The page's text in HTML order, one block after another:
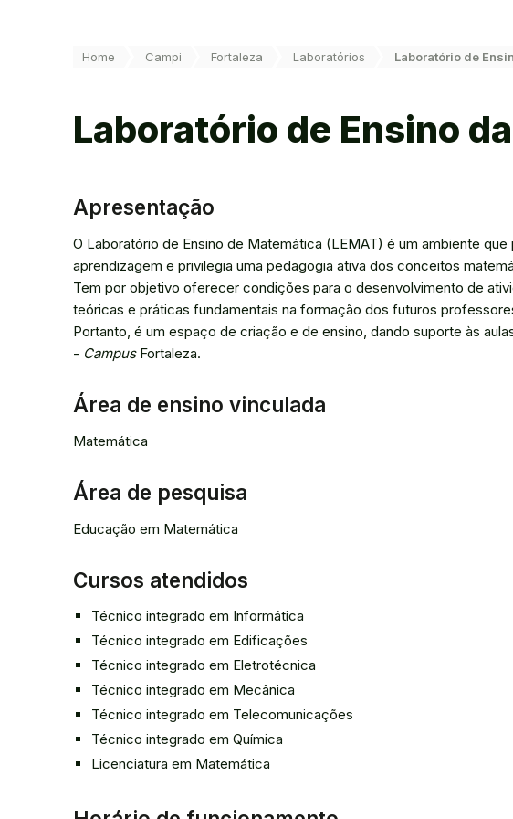
Você está aqui:
Home Campi Fortaleza Laboratórios Laboratório de
Laboratório de Ensino
Apresentação
O Laboratório de Ensino de Matemática (LEMAT) é um ambiente
aprendizagem e privilegia uma pedagogia ativa dos conceitos
Tem por objetivo oferecer condições para o desenvolvimento de
teóricas e práticas fundamentais na formação dos futuros
Portanto, é um espaço de criação e de ensino, dando suporte às
- CampusFortaleza.
Área de ensino vinculada
Matemática
Área de pesquisa
Educação em Matemática
Cursos atendidos
Técnico integrado em Informática
Técnico integrado em Edificações
Técnico integrado em Eletrotécnica
Técnico integrado em Mecânica
Técnico integrado em Telecomunicações
Técnico integrado em Química
Licenciatura em Matemática